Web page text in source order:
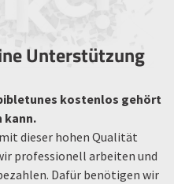
Unterstützung
kostenlos gehört
kann.
dieser hohen Qualität
professionell arbeiten und
Dafür benötigen wir